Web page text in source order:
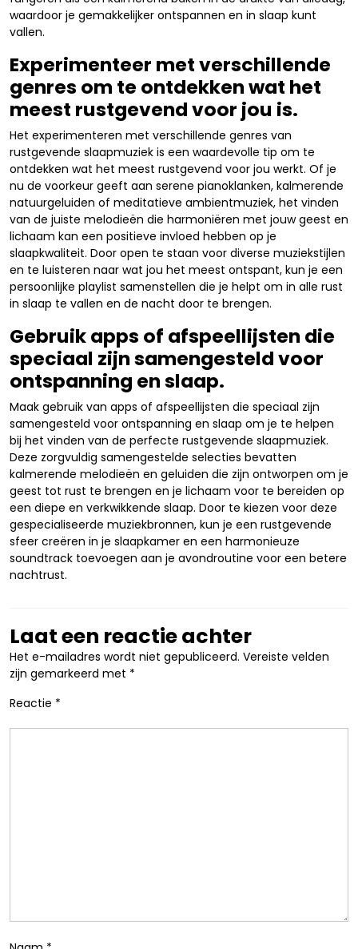
waardoor je gemakkelijker ontspannen en in slaap kunt
vallen.
Experimenteer met verschillende
genres om te ontdekken wat het
meest rustgevend voor jou is.
Het experimenteren met verschillende genres van
rustgevende slaapmuziek is een waardevolle tip om te
ontdekken wat het meest rustgevend voor jou werkt. Of je
nu de voorkeur geeft aan serene pianoklanken, kalmerende
natuurgeluiden of meditatieve ambientmuziek, het vinden
van de juiste melodieën die harmoniëren met jouw geest en
lichaam kan een positieve invloed hebben op je
slaapkwaliteit. Door open te staan voor diverse muziekstijlen
en te luisteren naar wat jou het meest ontspant, kun je een
persoonlijke playlist samenstellen die je helpt om in alle rust
in slaap te vallen en de nacht door te brengen.
Gebruik apps of afspeellijsten die
speciaal zijn samengesteld voor
ontspanning en slaap.
Maak gebruik van apps of afspeellijsten die speciaal zijn
samengesteld voor ontspanning en slaap om je te helpen
bij het vinden van de perfecte rustgevende slaapmuziek.
Deze zorgvuldig samengestelde selecties bevatten
kalmerende melodieën en geluiden die zijn ontworpen om je
geest tot rust te brengen en je lichaam voor te bereiden op
een diepe en verkwikkende slaap. Door te kiezen voor deze
gespecialiseerde muziekbronnen, kun je een rustgevende
sfeer creëren in je slaapkamer en een harmonieuze
soundtrack toevoegen aan je avondroutine voor een betere
nachtrust.
Laat een reactie achter
Het e-mailadres wordt niet gepubliceerd. Vereiste velden
zijn gemarkeerd met *
Reactie *